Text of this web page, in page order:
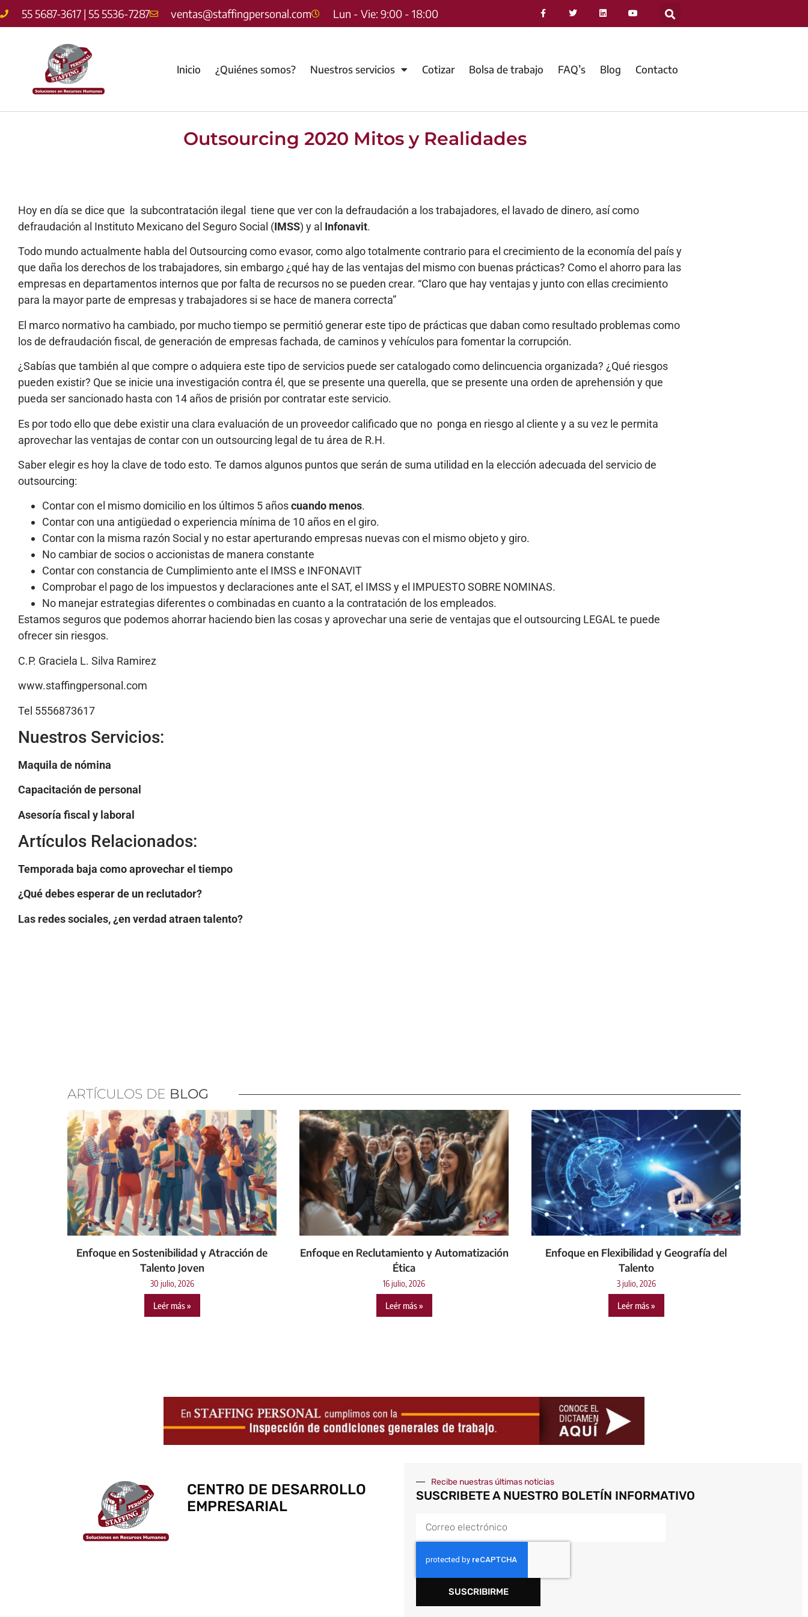
55 5687-3617 | 55 5536-7287 ventas@staffingpersonal.com Lun - Vie: 9:00 - 18:00
Inicio ¿Quiénes somos? Nuestros servicios Cotizar Bolsa de trabajo FAQ’s Blog Contacto
Outsourcing 2020 Mitos y Realidades
Hoy en día se dice que la subcontratación ilegal tiene que ver con la defraudación a los trabajadores, el lavado de dinero, así como
defraudación al Instituto Mexicano del Seguro Social (IMSS) y al Infonavit.
Todo mundo actualmente habla del Outsourcing como evasor, como algo totalmente contrario para el crecimiento de la economía del país y
que daña los derechos de los trabajadores, sin embargo ¿qué hay de las ventajas del mismo con buenas prácticas? Como el ahorro para las
empresas en departamentos internos que por falta de recursos no se pueden crear. “Claro que hay ventajas y junto con ellas crecimiento
para la mayor parte de empresas y trabajadores si se hace de manera correcta”
El marco normativo ha cambiado, por mucho tiempo se permitió generar este tipo de prácticas que daban como resultado problemas como
los de defraudación fiscal, de generación de empresas fachada, de caminos y vehículos para fomentar la corrupción.
¿Sabías que también al que compre o adquiera este tipo de servicios puede ser catalogado como delincuencia organizada? ¿Qué riesgos
pueden existir? Que se inicie una investigación contra él, que se presente una querella, que se presente una orden de aprehensión y que
pueda ser sancionado hasta con 14 años de prisión por contratar este servicio.
Es por todo ello que debe existir una clara evaluación de un proveedor calificado que no ponga en riesgo al cliente y a su vez le permita
aprovechar las ventajas de contar con un outsourcing legal de tu área de R.H.
Saber elegir es hoy la clave de todo esto. Te damos algunos puntos que serán de suma utilidad en la elección adecuada del servicio de
outsourcing:
Contar con el mismo domicilio en los últimos 5 añoscuando menos.
Contar con una antigüedad o experiencia mínima de 10 años en el giro.
Contar con la misma razón Social y no estar aperturando empresas nuevas con el mismo objeto y giro.
No cambiar de socios o accionistas de manera constante
Contar con constancia de Cumplimiento ante el IMSS e INFONAVIT
Comprobar el pago de los impuestos y declaraciones ante el SAT, el IMSS y el IMPUESTO SOBRE NOMINAS.
No manejar estrategias diferentes o combinadas en cuanto a la contratación de los empleados.
Estamos seguros que podemos ahorrar haciendo bien las cosas y aprovechar una serie de ventajas que el outsourcing LEGAL te puede
ofrecer sin riesgos.
C.P. Graciela L. Silva Ramirez
www.staffingpersonal.com
Tel 5556873617
Nuestros Servicios:
Maquila de nómina
Capacitación de personal
Asesoría fiscal y laboral
Artículos Relacionados:
Temporada baja como aprovechar el tiempo
¿Qué debes esperar de un reclutador?
Las redes sociales, ¿en verdad atraen talento?
ARTÍCULOS DE BLOG
Enfoque en Sostenibilidad y Atracción de
Talento Joven
30 julio, 2026
Leér más »
Enfoque en Reclutamiento y Automatización
Ética
16 julio, 2026
Leér más »
Enfoque en Flexibilidad y Geografía del
Talento
3 julio, 2026
Leér más »
CENTRO DE DESARROLLO
EMPRESARIAL
Recibe nuestras últimas noticias
SUSCRIBETE A NUESTRO BOLETÍN INFORMATIVO
SUSCRIBIRME